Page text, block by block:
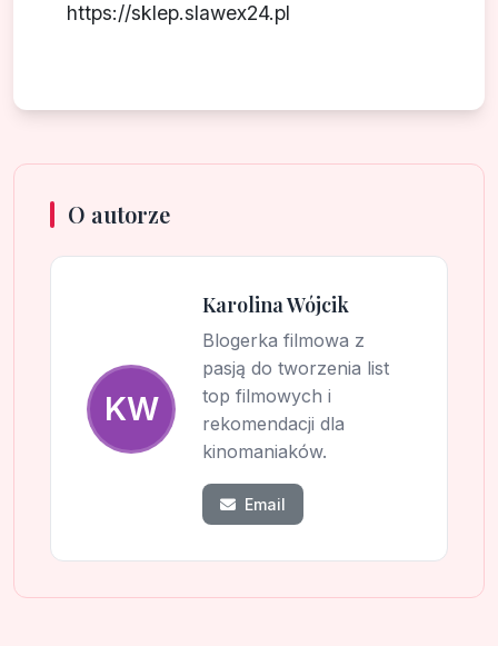
https://sklep.slawex24.pl
O autorze
KW
Karolina Wójcik
Blogerka filmowa z
pasją do tworzenia list
top filmowych i
rekomendacji dla
kinomaniaków.
Email